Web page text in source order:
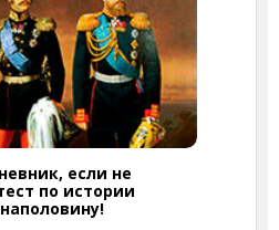
если не
по истории